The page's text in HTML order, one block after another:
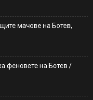
мачове на Ботев,
феновете на Ботев /